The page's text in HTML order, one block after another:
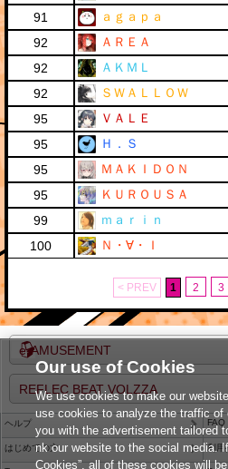
91
ａｇａｐａ
92
ＡＲＥＡ
92
ＡＫＭＬ
92
ＳＷＡＬＬＯＷ
95
ＶＡＬＥ
95
Ｈ．Ｓ
95
ＭＡＫＩＤＯＮ
95
ＫＵＲＯＵＳＡ
99
ｍａｒｉｎ
100
Ｎ・∀・Ｉ
< PREV 1 2 3
e-AMUSEMENT
REFLEC BEAT VOLZZA
ヘルプ FAQ
はじめての方 利用
Our use of Cookies
We use cookies to make our
use cookies to analyze the traffic of
you with the advertisement tailored
nk our website to the social media.
Cookies”, all of these cookies will